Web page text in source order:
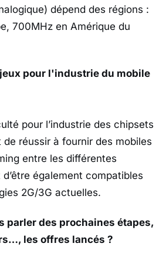
dépend des régions :
700MHz en Amérique du
pour l'industrie du mobile
pour l’industrie des chipsets
réussir à fournir des mobiles
entre les différentes
également compatibles
2G/3G actuelles.
parler des prochaines étapes,
les offres lancés ?